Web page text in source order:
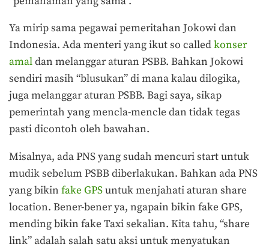
Ya mirip sama pegawai pemeritahan Jokowi dan
Indonesia. Ada menteri yang ikut so calledkonser
amaldan melanggar aturan PSBB. Bahkan Jokowi
sendiri masih “blusukan” di mana kalau dilogika,
juga melanggar aturan PSBB. Bagi saya, sikap
pemerintah yang mencla-mencle dan tidak tegas
pasti dicontoh oleh bawahan.
Misalnya, ada PNS yang sudah mencuri start untuk
mudik sebelum PSBB diberlakukan. Bahkan ada PNS
yang bikin fake GPSuntuk menjahati aturan share
location. Bener-bener ya, ngapain bikin fake GPS,
mending bikin fake Taxi sekalian. Kita tahu, “share
link” adalah salah satu aksi untuk menyatukan